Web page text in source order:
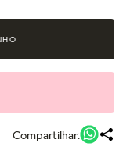
Compartilhar: